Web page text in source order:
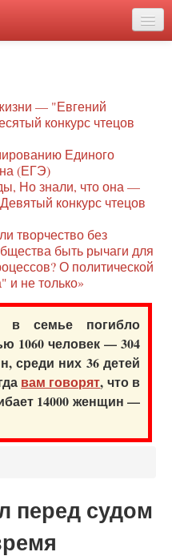
— "Евгений
конкурс чтецов
Единого
(ЕГЭ)
Но знали, что она —
конкурс чтецов
творчество без
быть рычаги для
О политической
и не только»
семье погибло
1060 человек — 304
них 36 детей
вам говорят, что в
14000 женщин —
перед судом